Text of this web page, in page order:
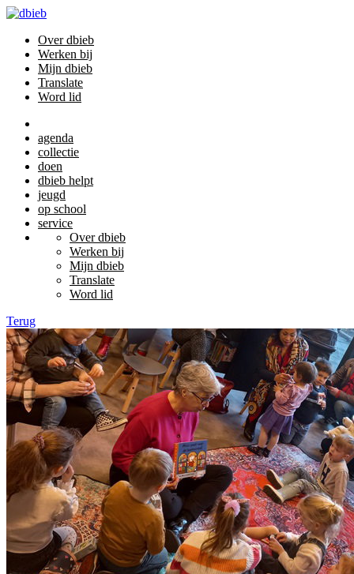
Over dbieb
Werken bij
Mijn dbieb
Translate
Word lid
agenda
collectie
doen
dbieb helpt
jeugd
op school
service
Over dbieb
Werken bij
Mijn dbieb
Translate
Word lid
Terug